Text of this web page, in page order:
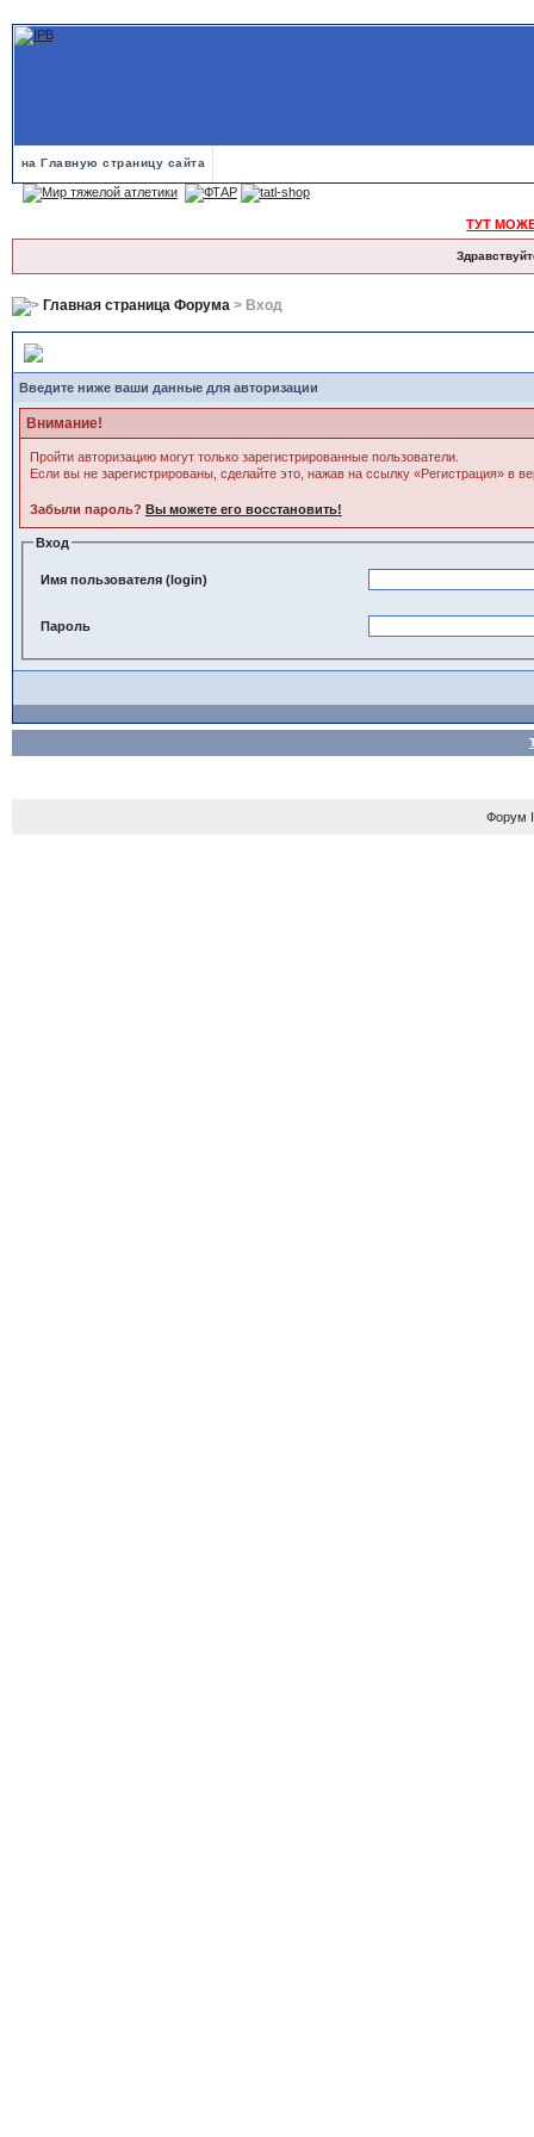
на Главную страницу сайта
ТУТ
Главная страница Форума> Вход
Введите ниже ваши данные для авторизации
Внимание!
Пройти авторизацию могут только зарегистрированные пользователи.
Если вы не зарегистрированы, сделайте это, нажав на ссылку «Регистрация» в
Забыли пароль? Вы можете его восстановить!
Вход
Имя пользователя (login)
Пароль
Форум